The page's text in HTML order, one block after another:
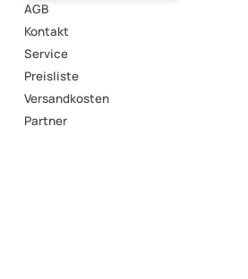
AGB
Kontakt
Service
Preisliste
Versandkosten
Partner